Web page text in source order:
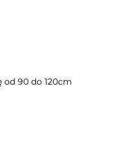
od 90 do 120cm